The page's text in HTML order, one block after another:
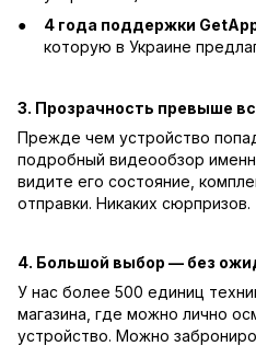
4 года поддержки
которую в Украине
3. Прозрачность превыше
Прежде чем устройство
подробный видеообзор
видите его состояние,
отправки. Никаких сюрпризов.
4. Большой выбор — без
У нас более 500 единиц
магазина, где можно лично
устройство. Можно